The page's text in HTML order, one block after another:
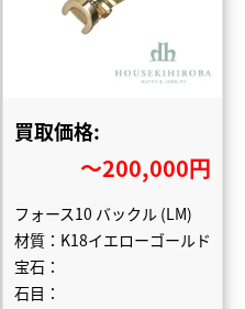
買取価格:
〜200,000円
フォース10 バックル (LM)
材質：K18イエローゴールド
宝石：
石目：